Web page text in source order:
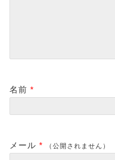
名前 *
メール * （公開されません）